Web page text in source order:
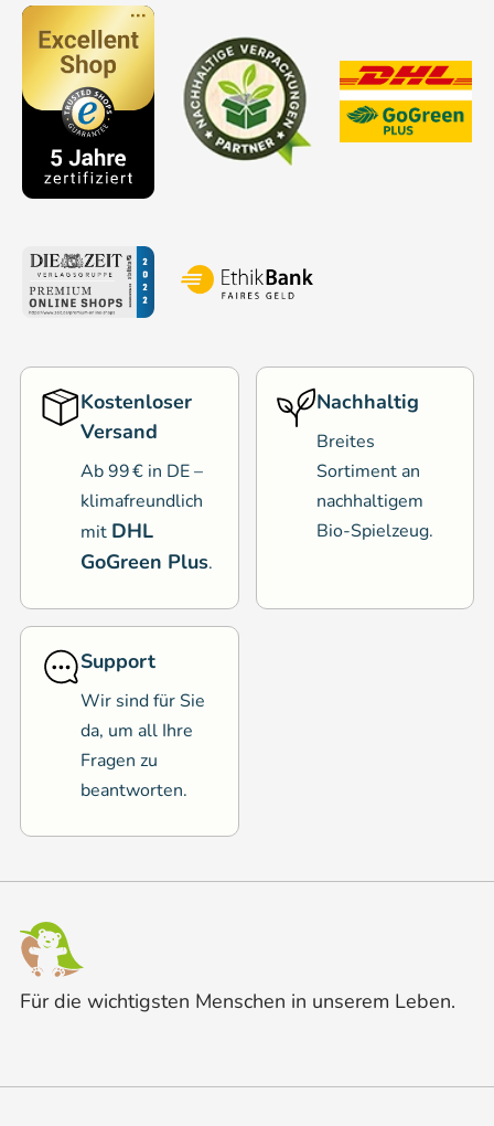
Kostenloser
Versand
Ab 99 € in DE –
klimafreundlich
mit DHL
GoGreen Plus.
Nachhaltig
Breites
Sortiment an
nachhaltigem
Bio-Spielzeug.
Support
Wir sind für Sie
da, um all Ihre
Fragen zu
beantworten.
Für die wichtigsten Menschen in unserem Leben.